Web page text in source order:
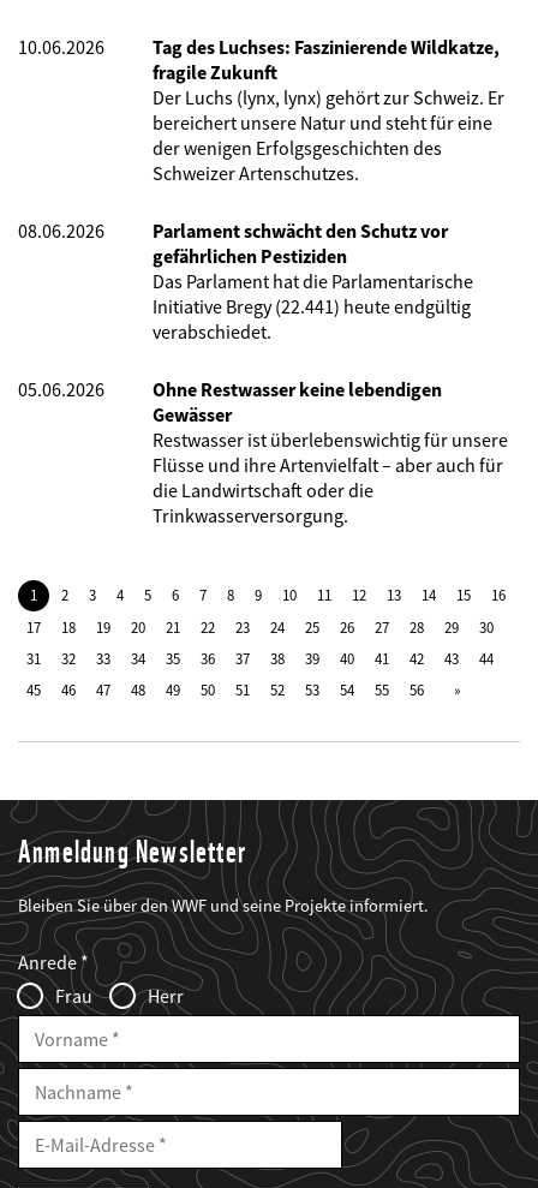
10.06.2026
Tag des Luchses: Faszinierende Wildkatze,
fragile Zukunft
Der Luchs (lynx, lynx) gehört zur Schweiz. Er
bereichert unsere Natur und steht für eine
der wenigen Erfolgsgeschichten des
Schweizer Artenschutzes.
08.06.2026
Parlament schwächt den Schutz vor
gefährlichen Pestiziden
Das Parlament hat die Parlamentarische
Initiative Bregy (22.441) heute endgültig
verabschiedet.
05.06.2026
Ohne Restwasser keine lebendigen
Gewässer
Restwasser ist überlebenswichtig für unsere
Flüsse und ihre Artenvielfalt – aber auch für
die Landwirtschaft oder die
Trinkwasserversorgung.
1 2 3 4 5 6 7 8 9 10 11 12 13 14 15
16
17
18 19 20 21 22 23 24 25 26 27 28 29
30
31
32 33 34 35 36 37 38 39 40 41 42 43
44
45
46 47 48 49 50 51 52 53 54 55 56
Anmeldung Newsletter
Bleiben Sie über den WWF und seine Projekte informiert.
Web2Case
Infofelder
Fieldset
anrede_name
Anrede
Frau
Herr
Vorname
Nachname
E-
Mailadresse
E-
Adresse